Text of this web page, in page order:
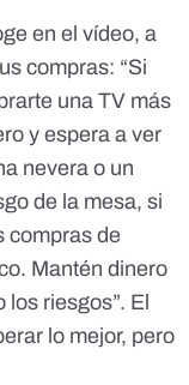
en el vídeo, a
compras: “Si
una TV más
y espera a ver
nevera o un
de la mesa, si
compras de
Mantén dinero
riesgos”. El
lo mejor, pero